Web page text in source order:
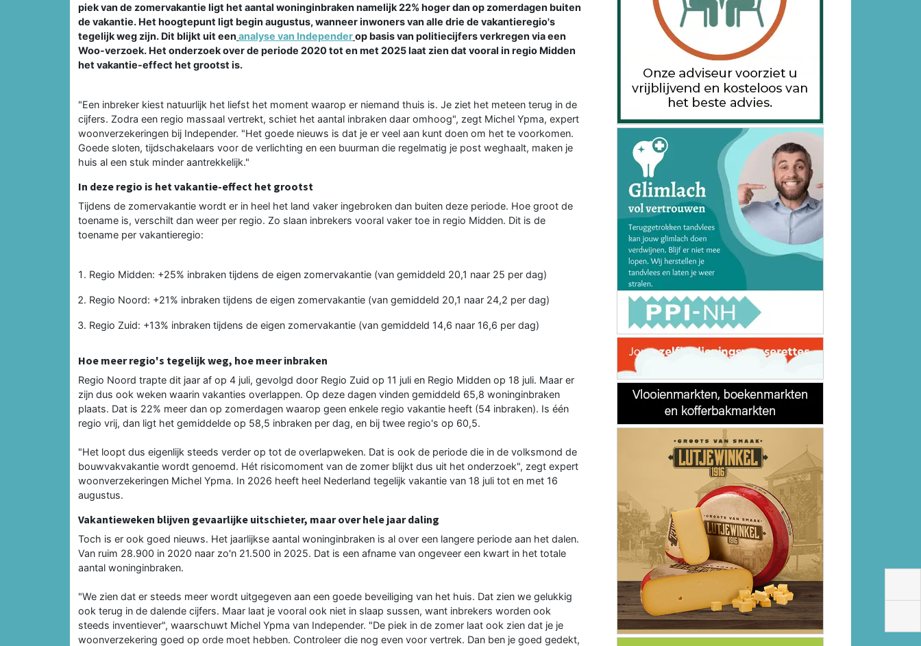
piek van de zomervakantie ligt het aantal woninginbraken namelijk 22% hoger dan op zomerdagen buiten
de vakantie. Het hoogtepunt ligt begin augustus, wanneer inwoners van alle drie de vakantieregio's
tegelijk weg zijn. Dit blijkt uit een analyse van Independerop basis van politiecijfers verkregen via een
Woo-verzoek. Het onderzoek over de periode 2020 tot en met 2025 laat zien dat vooral in regio Midden
het vakantie-effect het grootst is.
"Een inbreker kiest natuurlijk het liefst het moment waarop er niemand thuis is. Je ziet het meteen terug in de
cijfers. Zodra een regio massaal vertrekt, schiet het aantal inbraken daar omhoog", zegt Michel Ypma, expert
woonverzekeringen bij Independer. "Het goede nieuws is dat je er veel aan kunt doen om het te voorkomen.
Goede sloten, tijdschakelaars voor de verlichting en een buurman die regelmatig je post weghaalt, maken je
huis al een stuk minder aantrekkelijk."
In deze regio is het vakantie-effect het grootst
Tijdens de zomervakantie wordt er in heel het land vaker ingebroken dan buiten deze periode. Hoe groot de
toename is, verschilt dan weer per regio. Zo slaan inbrekers vooral vaker toe in regio Midden. Dit is de
toename per vakantieregio:
Regio Midden: +25% inbraken tijdens de eigen zomervakantie (van gemiddeld 20,1 naar 25 per dag)
Regio Noord: +21% inbraken tijdens de eigen zomervakantie (van gemiddeld 20,1 naar 24,2 per dag)
Regio Zuid: +13% inbraken tijdens de eigen zomervakantie (van gemiddeld 14,6 naar 16,6 per dag)
Hoe meer regio's tegelijk weg, hoe meer inbraken
Regio Noord trapte dit jaar af op 4 juli, gevolgd door Regio Zuid op 11 juli en Regio Midden op 18 juli. Maar er
zijn dus ook weken waarin vakanties overlappen. Op deze dagen vinden gemiddeld 65,8 woninginbraken
plaats. Dat is 22% meer dan op zomerdagen waarop geen enkele regio vakantie heeft (54 inbraken). Is één
regio vrij, dan ligt het gemiddelde op 58,5 inbraken per dag, en bij twee regio's op 60,5.
"Het loopt dus eigenlijk steeds verder op tot de overlapweken. Dat is ook de periode die in de volksmond de
bouwvakvakantie wordt genoemd. Hét risicomoment van de zomer blijkt dus uit het onderzoek", zegt expert
woonverzekeringen Michel Ypma. In 2026 heeft heel Nederland tegelijk vakantie van 18 juli tot en met 16
augustus.
Vakantieweken blijven gevaarlijke uitschieter, maar over hele jaar daling
Toch is er ook goed nieuws. Het jaarlijkse aantal woninginbraken is al over een langere periode aan het dalen.
Van ruim 28.900 in 2020 naar zo'n 21.500 in 2025. Dat is een afname van ongeveer een kwart in het totale
aantal woninginbraken.
"We zien dat er steeds meer wordt uitgegeven aan een goede beveiliging van het huis. Dat zien we gelukkig
ook terug in de dalende cijfers. Maar laat je vooral ook niet in slaap sussen, want inbrekers worden ook
steeds inventiever", waarschuwt Michel Ypma van Independer. "De piek in de zomer laat ook zien dat je je
woonverzekering goed op orde moet hebben. Controleer die nog even voor vertrek. Dan ben je goed gedekt,